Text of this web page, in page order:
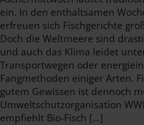
ein. In den enthaltsamen
erfreuen sich Fischgerichte
Doch die Weltmeere sind
und auch das Klima leidet
Transportwegen oder
Fangmethoden einiger Arten.
gutem Gewissen ist dennoch
Umweltschutzorganisation
empfiehlt Bio-Fisch […]